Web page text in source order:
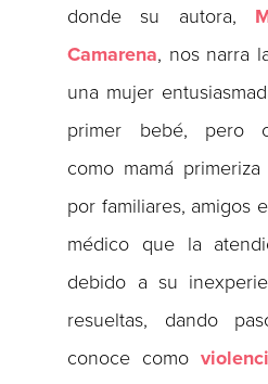
donde su autora,
Camarena, nos narra
una mujer
primer bebé, pero
como mamá
por familiares, amigos
médico que la
debido a su
resueltas, dando
conoce como